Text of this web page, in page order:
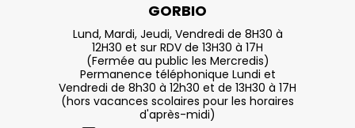
GORBIO
Lund, Mardi, Jeudi, Vendredi de 8H30 à
12H30 et sur RDV de 13H30 à 17H
(Fermée au public les Mercredis)
Permanence téléphonique Lundi et
Vendredi de 8h30 à 12h30 et de 13H30 à 17H
(hors vacances scolaires pour les horaires
d'après-midi)